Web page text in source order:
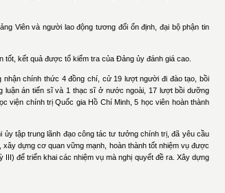
Viên và người lao động tương đối ổn định, đại bộ phận tin
kết quả được tổ kiểm tra của Đảng ủy đánh giá cao.
chính thức 4 đồng chí, cử 19 lượt người đi đào tạo, bồi
luận án tiến sĩ và 1 thạc sĩ ở nước ngoài, 17 lượt bồi dưỡng
viện chính trị Quốc gia Hồ Chí Minh, 5 học viên hoàn thành
tập trung lãnh đạo công tác tư tưởng chính trị, đã yêu cầu
dựng cơ quan vững mạnh, hoàn thành tốt nhiệm vụ được
để triển khai các nhiệm vụ mà nghị quyết đề ra. Xây dựng